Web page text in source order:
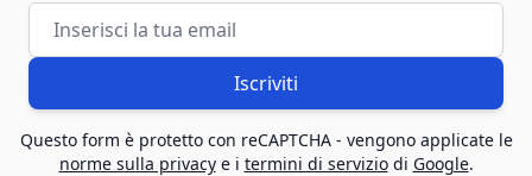
Indirizzo email
Iscriviti
Questo form è protetto con reCAPTCHA - vengono applicate le
norme sulla privacye i termini di serviziodi Google.